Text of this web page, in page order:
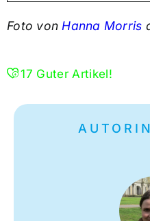
Foto von Hanna Morris
17 Guter Artikel!